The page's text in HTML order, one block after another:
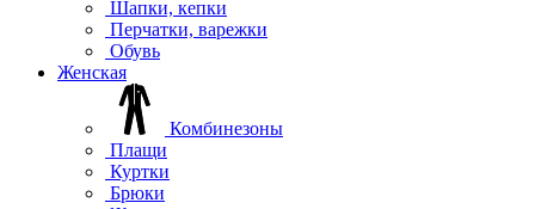
Шапки, кепки
Перчатки, варежки
Обувь
Женская
Комбинезоны
Плащи
Куртки
Брюки